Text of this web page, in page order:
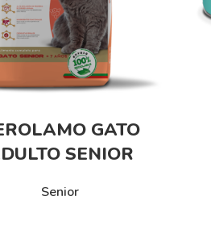
GATO
SENIOR
Senior